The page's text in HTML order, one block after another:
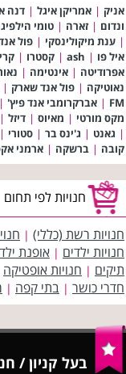
אניק | אמריקן איגל | דנה
ונדום | זארה | טומי
| ענת מיקולינסקי | פול
איל פו |
ash
| קסטרו |
אפרודיטה | אינטימה |
נאוטיקה | פול אנד שארק |
FM
| אברקרומבי אנד פיץ' |
מקס מורטי | מאיוס | דיזל |
| גאנט | ג'ינס בר | סטורי |
קובה | ברשקה | ארמני
חנויות לפי תחום
חנויות רשת (כללי) |
חנויות ילדים | אופנת
תיקים | חנויות אופטיקה
חדרי כושר | בתי קפה |
בעל קניון /